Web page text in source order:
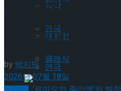
연극
클래식
국악
뮤지컬
연극
[현장스케치] 이규
황정율-유나영,
견선수 선발전 쇼트
by박지민
2026년 07월 18일